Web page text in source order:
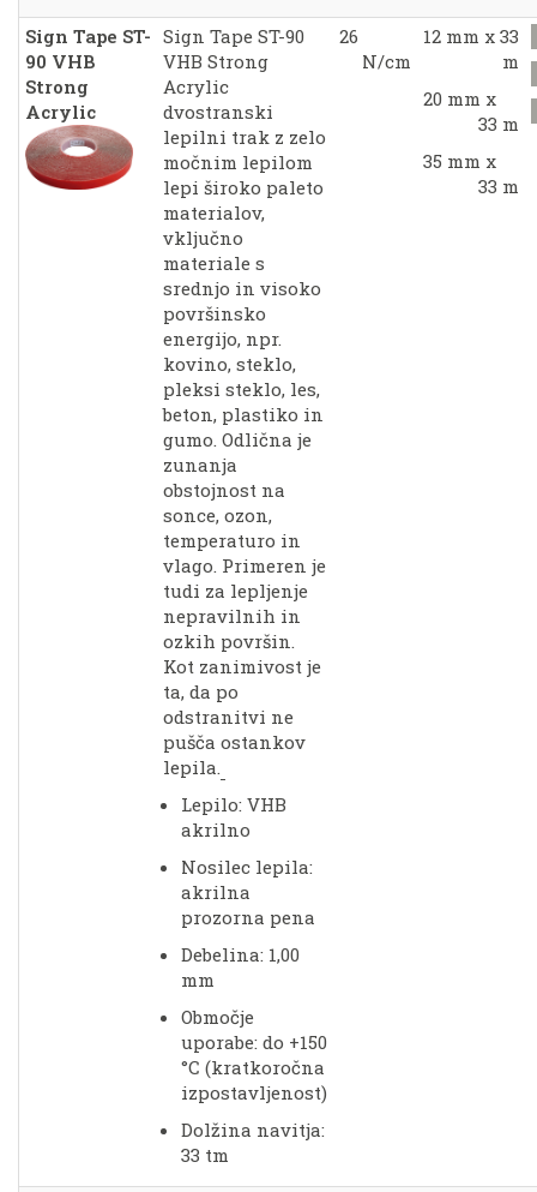
Sign Tape ST-
90 VHB
Strong
Acrylic
Sign Tape ST-90
VHB Strong
Acrylic
dvostranski
lepilni trak z zelo
močnim lepilom
lepi široko paleto
materialov,
vključno
materiale s
srednjo in visoko
površinsko
energijo, npr.
kovino, steklo,
pleksi steklo, les,
beton, plastiko in
gumo. Odlična je
zunanja
obstojnost na
sonce, ozon,
temperaturo in
vlago. Primeren je
tudi za lepljenje
nepravilnih in
ozkih površin.
Kot zanimivost je
ta, da po
odstranitvi ne
pušča ostankov
lepila.
Lepilo: VHB
akrilno
Nosilec lepila:
akrilna
prozorna pena
Debelina: 1,00
mm
Območje
uporabe: do +150
°C (kratkoročna
izpostavljenost)
Dolžina navitja:
33 tm
26
N/cm
12 mm x 33
m
20 mm x
33 m
35 mm x
33 m